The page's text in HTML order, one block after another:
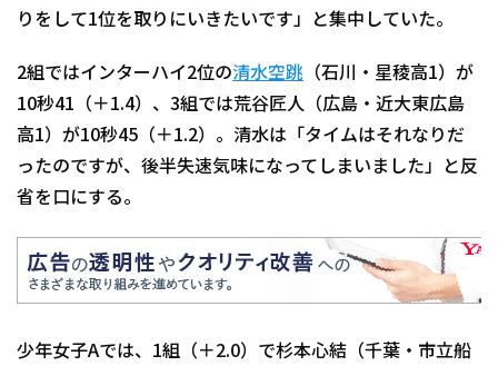
りをして1位を取りにいきたいです」と集中していた。
2組ではインターハイ2位の清水空跳 （石川・星稜高1）が
10秒41（＋1.4）、3組では荒谷匠人（広島・近大東広島
高1）が10秒45（＋1.2）。清水は「タイムはそれなりだ
ったのですが、後半失速気味になってしまいました」と反
省を口にする。
少年女子Aでは、1組（＋2.0）で杉本心結（千葉・市立船